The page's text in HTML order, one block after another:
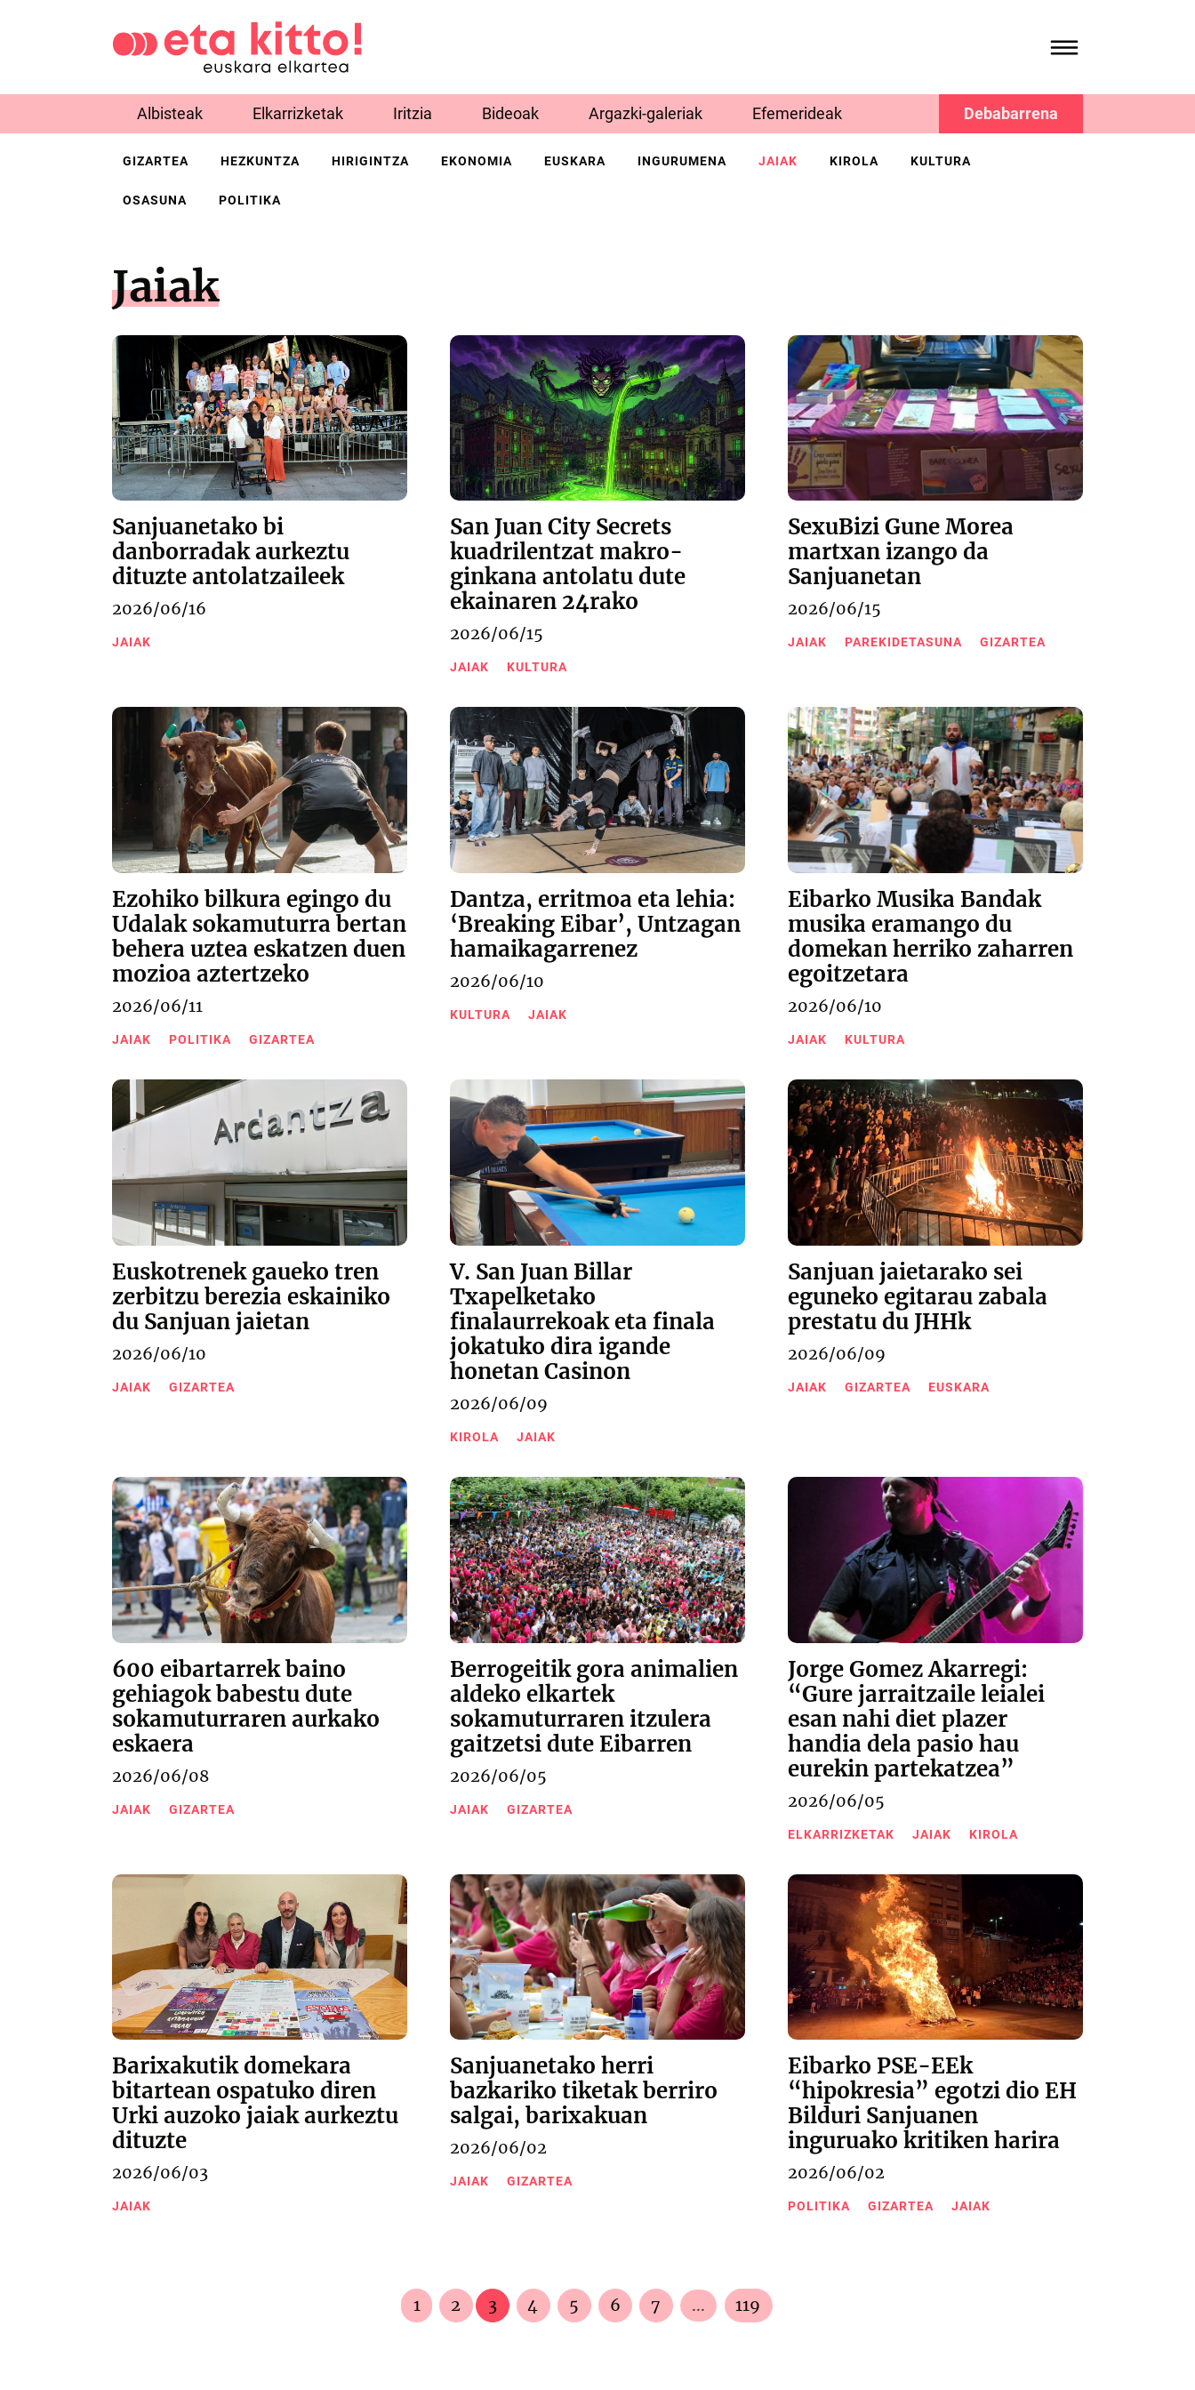
Albisteak Elkarrizketak Iritzia Bideoak Argazki-galeriak Efemerideak Debabarrena
GIZARTEA HEZKUNTZA HIRIGINTZA EKONOMIA EUSKARA INGURUMENA JAIAK KIROLA KULTURA
OSASUNA POLITIKA
Jaiak
Sanjuanetako bi
danborradak aurkeztu
dituzte antolatzaileek
2026/06/16
JAIAK
San Juan City Secrets
kuadrilentzat makro-
ginkana antolatu dute
ekainaren 24rako
2026/06/15
JAIAK KULTURA
SexuBizi Gune Morea
martxan izango da
Sanjuanetan
2026/06/15
JAIAK PAREKIDETASUNA GIZARTEA
Ezohiko bilkura egingo du
Udalak sokamuturra bertan
behera uztea eskatzen duen
mozioa aztertzeko
2026/06/11
JAIAK POLITIKA GIZARTEA
Dantza, erritmoa eta lehia:
‘Breaking Eibar’, Untzagan
hamaikagarrenez
2026/06/10
KULTURA JAIAK
Eibarko Musika Bandak
musika eramango du
domekan herriko zaharren
egoitzetara
2026/06/10
JAIAK KULTURA
Euskotrenek gaueko tren
zerbitzu berezia eskainiko
du Sanjuan jaietan
2026/06/10
JAIAK GIZARTEA
V. San Juan Billar
Txapelketako
finalaurrekoak eta finala
jokatuko dira igande
honetan Casinon
2026/06/09
KIROLA JAIAK
Sanjuan jaietarako sei
eguneko egitarau zabala
prestatu du JHHk
2026/06/09
JAIAK GIZARTEA EUSKARA
600 eibartarrek baino
gehiagok babestu dute
sokamuturraren aurkako
eskaera
2026/06/08
JAIAK GIZARTEA
Berrogeitik gora animalien
aldeko elkartek
sokamuturraren itzulera
gaitzetsi dute Eibarren
2026/06/05
JAIAK GIZARTEA
Jorge Gomez Akarregi:
“Gure jarraitzaile leialei
esan nahi diet plazer
handia dela pasio hau
eurekin partekatzea”
2026/06/05
ELKARRIZKETAK JAIAK KIROLA
Barixakutik domekara
bitartean ospatuko diren
Urki auzoko jaiak aurkeztu
dituzte
2026/06/03
JAIAK
Sanjuanetako herri
bazkariko tiketak berriro
salgai, barixakuan
2026/06/02
JAIAK GIZARTEA
Eibarko PSE-EEk
“hipokresia” egotzi dio EH
Bilduri Sanjuanen
inguruako kritiken harira
2026/06/02
POLITIKA GIZARTEA JAIAK
1 2 3 4 5 6 7 ... 119